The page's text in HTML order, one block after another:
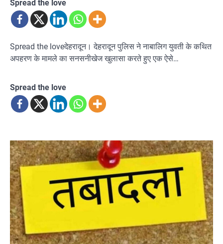
Spread the love
Spread the loveदेहरादून। देहरादून पुलिस ने नाबालिग युवती के कथित
अपहरण के मामले का सनसनीखेज खुलासा करते हुए एक ऐसे…
Spread the love